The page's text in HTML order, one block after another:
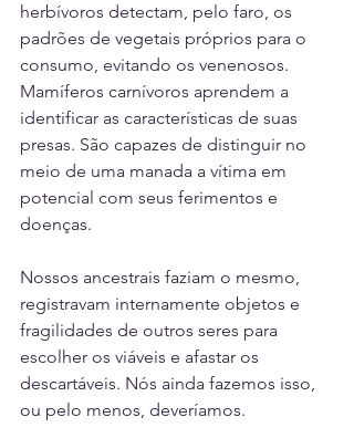
herbívoros detectam, pelo faro, os
padrões de vegetais próprios para o
consumo, evitando os venenosos.
Mamíferos carnívoros aprendem a
identificar as características de suas
presas. São capazes de distinguir no
meio de uma manada a vítima em
potencial com seus ferimentos e
doenças.
Nossos ancestrais faziam o mesmo,
registravam internamente objetos e
fragilidades de outros seres para
escolher os viáveis e afastar os
descartáveis. Nós ainda fazemos isso,
ou pelo menos, deveríamos.